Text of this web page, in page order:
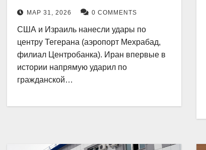
МАР 31, 2026 0 COMMENTS
США и Израиль нанесли удары по
центру Тегерана (аэропорт Мехрабад,
филиал Центробанка). Иран впервые в
истории напрямую ударил по
гражданской…